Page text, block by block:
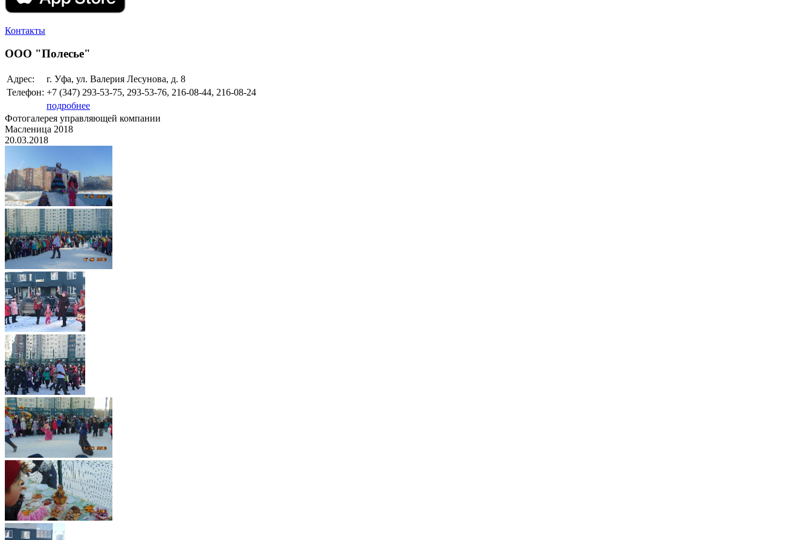
Контакты
ООО "Полесье"
Адрес:
г. Уфа, ул. Валерия Лесунова, д. 8
Телефон: +7 (347) 293-53-75, 293-53-76, 216-08-44, 216-08-24
подробнее
Фотогалерея управляющей компании
Масленица 2018
20.03.2018